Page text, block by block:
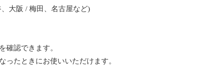
大阪 / 梅田、名古屋など)
確認できます。
ったときにお使いいただけます。